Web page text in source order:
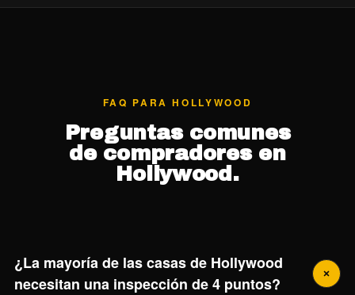
FAQ PARA HOLLYWOOD
Preguntas comunes
de compradores en
Hollywood.
¿La mayoría de las casas de Hollywood
necesitan una inspección de 4 puntos?